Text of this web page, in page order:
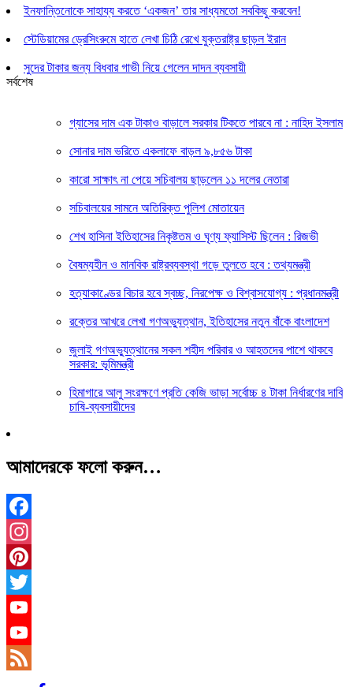
ইনফান্তিনোকে সাহায্য করতে ‘একজন’ তার সাধ্যমতো সবকিছু করবেন!
স্টেডিয়ামের ড্রেসিংরুমে হাতে লেখা চিঠি রেখে যুক্তরাষ্ট্র ছাড়ল ইরান
সুদের টাকার জন্য বিধবার গাভী নিয়ে গেলেন দাদন ব্যবসায়ী
সর্বশেষ
গ্যাসের দাম এক টাকাও বাড়ালে সরকার টিকতে পারবে না : নাহিদ ইসলাম
সোনার দাম ভরিতে একলাফে বাড়ল ৯,৮৫৬ টাকা
কারো সাক্ষাৎ না পেয়ে সচিবালয় ছাড়লেন ১১ দলের নেতারা
সচিবালয়ের সামনে অতিরিক্ত পুলিশ মোতায়েন
শেখ হাসিনা ইতিহাসের নিকৃষ্টতম ও ঘৃণ্য ফ্যাসিস্ট ছিলেন : রিজভী
বৈষম্যহীন ও মানবিক রাষ্ট্রব্যবস্থা গড়ে তুলতে হবে : তথ্যমন্ত্রী
হত্যাকাণ্ডের বিচার হবে স্বচ্ছ, নিরপেক্ষ ও বিশ্বাসযোগ্য : প্রধানমন্ত্রী
রক্তের আখরে লেখা গণঅভ্যুত্থান, ইতিহাসের নতুন বাঁকে বাংলাদেশ
জুলাই গণঅভ্যুত্থানের সকল শহীদ পরিবার ও আহতদের পাশে থাকবে
সরকার: ভূমিমন্ত্রী
হিমাগারে আলু সংরক্ষণে প্রতি কেজি ভাড়া সর্বোচ্চ ৪ টাকা নির্ধারণের দাবি
চাষি-ব্যবসায়ীদের
আমাদেরকে ফলো করুন…
Facebook
Instagram
Pinterest
Twitter
YouTube
YouTube
Channel